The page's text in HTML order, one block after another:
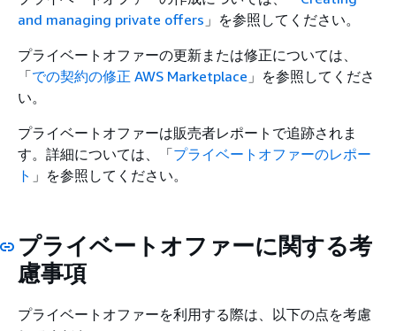
and managing private offers 」を参照してください。
プライベートオファーの更新または修正については、
「での契約の修正 AWS Marketplace 」を参照してくださ
い。
プライベートオファーは販売者レポートで追跡されま
す。詳細については、「プライベートオファーのレポー
ト 」を参照してください。
プライベートオファーに関する考
慮事項
プライベートオファーを利用する際は、以下の点を考慮